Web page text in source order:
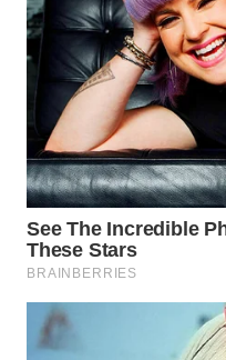
LISTRIK
WAHANA
TRAVEL
WAHANA
TV
WAHANANEWS
ID
WAHANANEWS